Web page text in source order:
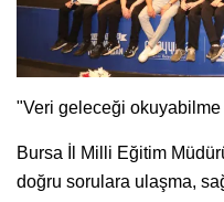
"Veri geleceği
Bursa İl Milli Eğitim
doğru sorulara ulaşma,